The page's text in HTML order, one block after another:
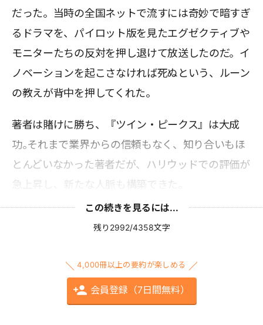
だった。当時の全国ネットで流すには奇妙で暗すぎ
るドラマを、パイロット版を見たエグゼクティブや
モニターたちの反対を押し退けて放送したのだ。イ
ノベーションを起こさなければ死ぬという、ルーン
の教えが背中を押してくれた。
著者は賭けに勝ち、『ツイン・ピークス』は大成
功｡それまで業界からの信頼もなく、知り合いもほ
とんどいなかった著者だが、ハリウッドでの評価が
急上昇し、新たな人脈も構築できた。
この続きを見るには...
残り2992/4358文字
4,000冊以上の要約が楽しめる
会員登録（7日間無料）